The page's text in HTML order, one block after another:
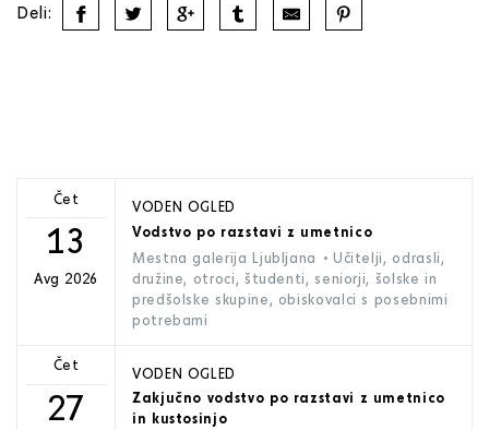
Deli:
Čet
13
Avg 2026
VODEN OGLED
Vodstvo po razstavi z umetnico
Mestna galerija Ljubljana • Učitelji, odrasli,
družine, otroci, študenti, seniorji, šolske in
predšolske skupine, obiskovalci s posebnimi
potrebami
Čet
27
VODEN OGLED
Zakjučno vodstvo po razstavi z umetnico
in kustosinjo